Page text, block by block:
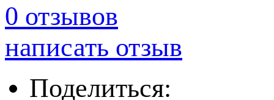
0 отзывов
написать отзыв
Поделиться: